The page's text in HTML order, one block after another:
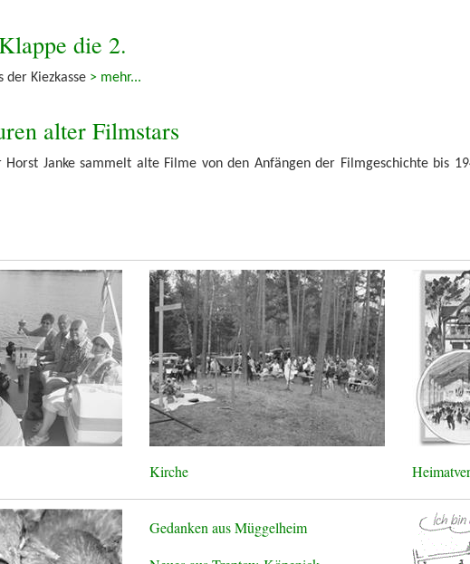
die 2.
der Kiezkasse > mehr...
alter Filmstars
Janke sammelt alte Filme von den Anfängen der Filmgeschichte bis
Kirche
Gedanken aus Müggelheim